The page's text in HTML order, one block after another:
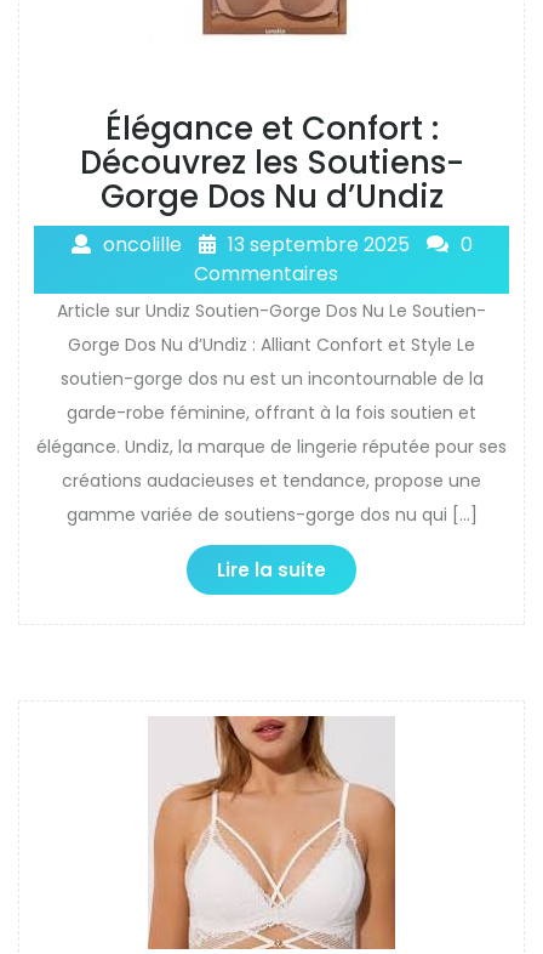
Élégance et Confort :
Découvrez les Soutiens-
Gorge Dos Nu d’Undiz
oncolille 13 septembre 2025
0
Commentaires
Article sur Undiz Soutien-Gorge Dos Nu Le Soutien-
Gorge Dos Nu d’Undiz : Alliant Confort et Style Le
soutien-gorge dos nu est un incontournable de la
garde-robe féminine, offrant à la fois soutien et
élégance. Undiz, la marque de lingerie réputée pour ses
créations audacieuses et tendance, propose une
gamme variée de soutiens-gorge dos nu qui […]
Lire la suite